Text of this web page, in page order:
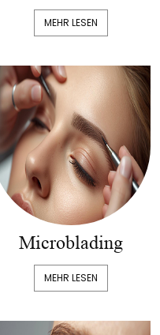
MEHR LESEN
Microblading
MEHR LESEN